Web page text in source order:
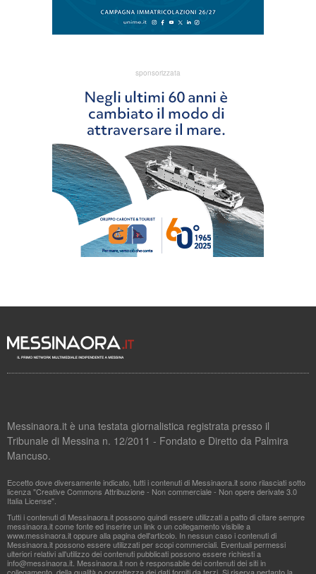
sponsorizzata
Messinaora.it è una testata giornalistica registrata presso il
Tribunale di Messina n. 12/2011 - Fondato e Diretto da Palmira
Mancuso.
Eccetto dove diversamente indicato, tutti i contenuti di Messinaora.it sono rilasciati sotto
licenza "Creative Commons Attribuzione - Non commerciale - Non opere derivate 3.0
Italia License".
Tutti i contenuti di Messinaora.it possono quindi essere utilizzati a patto di citare sempre
messinaora.it come fonte ed inserire un link o un collegamento visibile a
www.messinaora.it oppure alla pagina dell'articolo. In nessun caso i contenuti di
Messinaora.it possono essere utilizzati per scopi commerciali. Eventuali permessi
ulteriori relativi all'utilizzo dei contenuti pubblicati possono essere richiesti a
info@messinaora.it. Messinaora.it non è responsabile dei contenuti dei siti in